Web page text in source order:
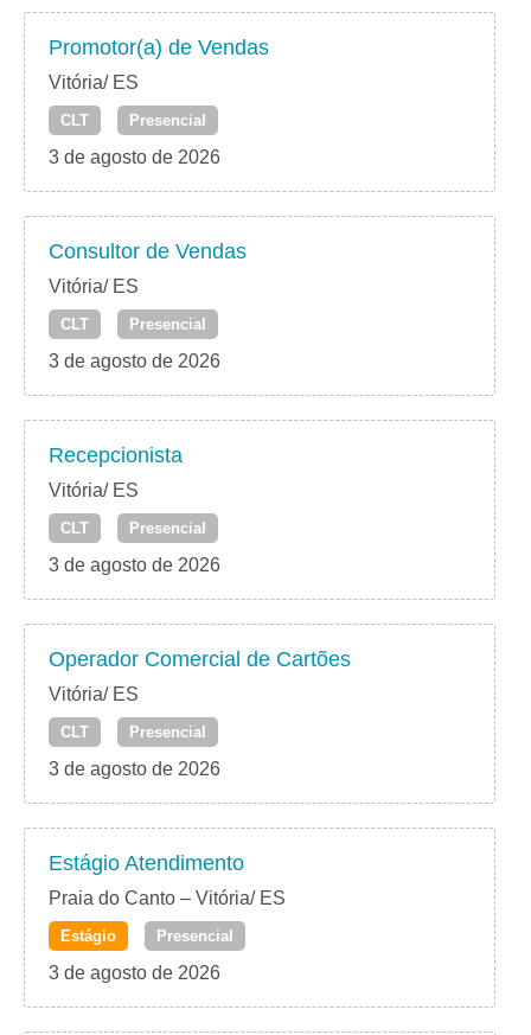
Promotor(a) de Vendas
Vitória/ ES
CLT Presencial
3 de agosto de 2026
Consultor de Vendas
Vitória/ ES
CLT Presencial
3 de agosto de 2026
Recepcionista
Vitória/ ES
CLT Presencial
3 de agosto de 2026
Operador Comercial de Cartões
Vitória/ ES
CLT Presencial
3 de agosto de 2026
Estágio Atendimento
Praia do Canto – Vitória/ ES
Estágio Presencial
3 de agosto de 2026